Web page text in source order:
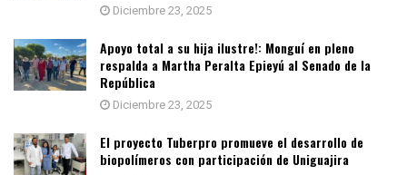
Diciembre 23, 2025
Apoyo total a su hija ilustre!: Monguí en pleno
respalda a Martha Peralta Epieyú al Senado de la
República
Diciembre 23, 2025
El proyecto Tuberpro promueve el desarrollo de
biopolímeros con participación de Uniguajira